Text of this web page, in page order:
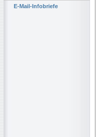
E-Mail-Infobriefe